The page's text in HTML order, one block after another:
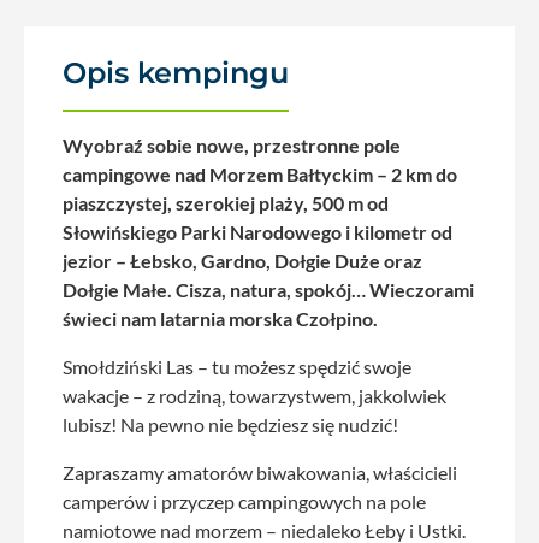
Opis kempingu
Wyobraź sobie nowe, przestronne pole
campingowe nad Morzem Bałtyckim – 2 km do
piaszczystej, szerokiej plaży, 500 m od
Słowińskiego Parki Narodowego i kilometr od
jezior – Łebsko, Gardno, Dołgie Duże oraz
Dołgie Małe. Cisza, natura, spokój… Wieczorami
świeci nam latarnia morska Czołpino.
Smołdziński Las – tu możesz spędzić swoje
wakacje – z rodziną, towarzystwem, jakkolwiek
lubisz! Na pewno nie będziesz się nudzić!
Zapraszamy amatorów biwakowania, właścicieli
camperów i przyczep campingowych na pole
namiotowe nad morzem – niedaleko Łeby i Ustki.